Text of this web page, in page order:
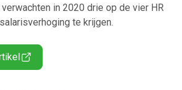
in 2020 drie op de vier HR
te krijgen.